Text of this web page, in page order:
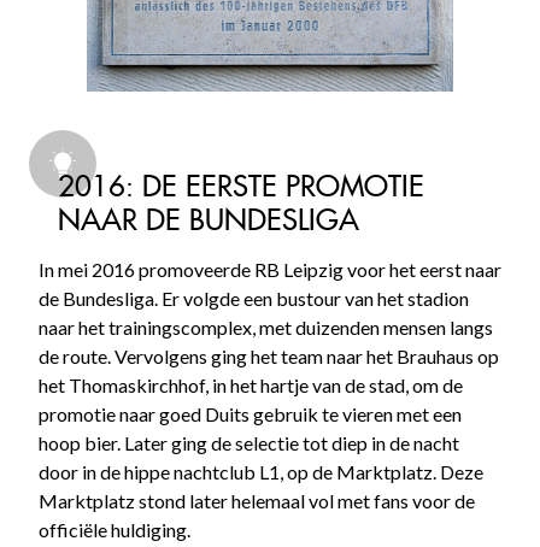
2016: DE EERSTE PROMOTIE
NAAR DE BUNDESLIGA
In mei 2016 promoveerde RB Leipzig voor het eerst naar
de Bundesliga. Er volgde een bustour van het stadion
naar het trainingscomplex, met duizenden mensen langs
de route. Vervolgens ging het team naar het Brauhaus op
het Thomaskirchhof, in het hartje van de stad, om de
promotie naar goed Duits gebruik te vieren met een
hoop bier. Later ging de selectie tot diep in de nacht
door in de hippe nachtclub L1, op de Marktplatz. Deze
Marktplatz stond later helemaal vol met fans voor de
officiële huldiging.